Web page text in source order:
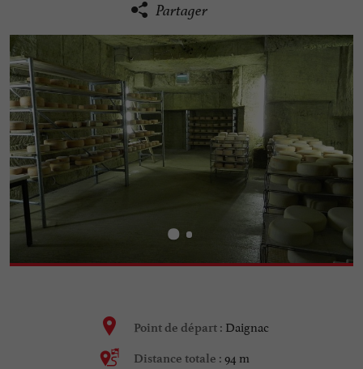
Partager
Point de départ : Daignac
Distance totale : 94 m